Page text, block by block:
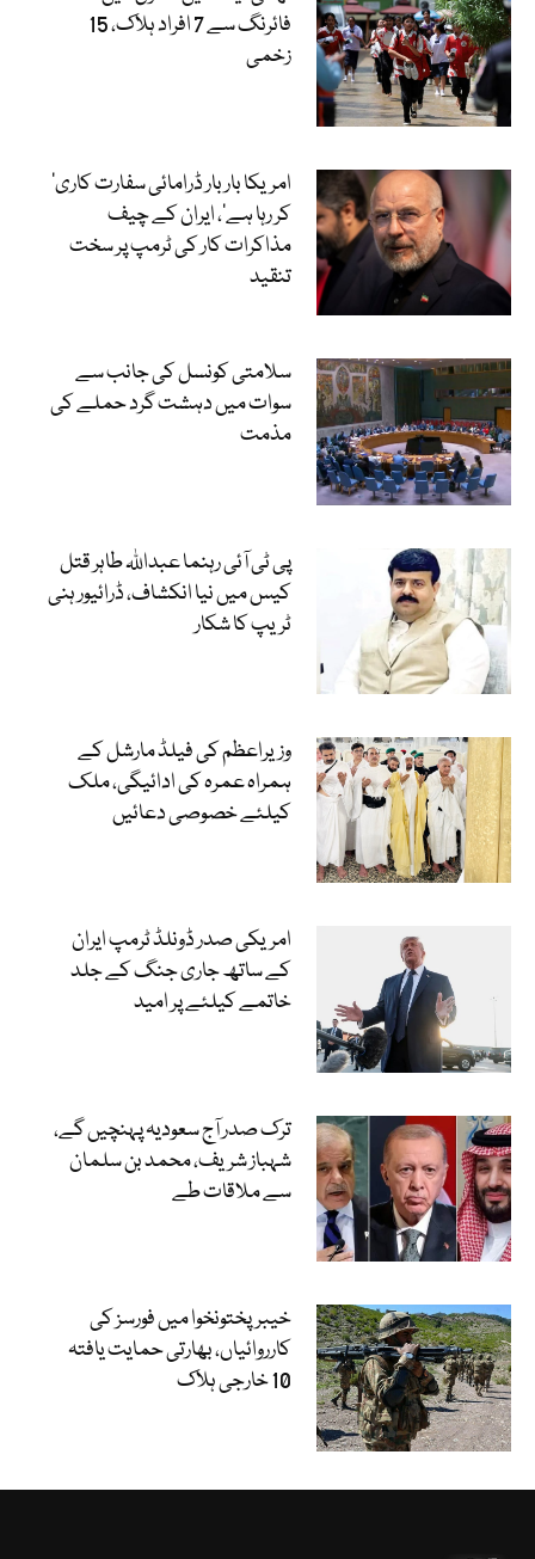
فائرنگ سے 7 افراد ہلاک، 15
زخمی
’امریکا بار بار ڈرامائی سفارت کاری
کر رہا ہے‘، ایران کے چیف
مذاکرات کار کی ٹرمپ پر سخت
تنقید
سلامتی کونسل کی جانب سے
سوات میں دہشت گرد حملے کی
مذمت
پی ٹی آئی رہنما عبداللہ طاہر قتل
کیس میں نیا انکشاف، ڈرائیور ہنی
ٹریپ کا شکار
وزیراعظم کی فیلڈ مارشل کے
ہمراہ عمرہ کی ادائیگی، ملک
کیلئے خصوصی دعائیں
امریکی صدر ڈونلڈ ٹرمپ ایران
کے ساتھ جاری جنگ کے جلد
خاتمے کیلئے پر امید
ترک صدر آج سعودیہ پہنچیں گے،
شہباز شریف، محمد بن سلمان
سے ملاقات طے
خیبرپختونخوا میں فورسز کی
کارروائیاں، بھارتی حمایت یافتہ
10 خارجی ہلاک